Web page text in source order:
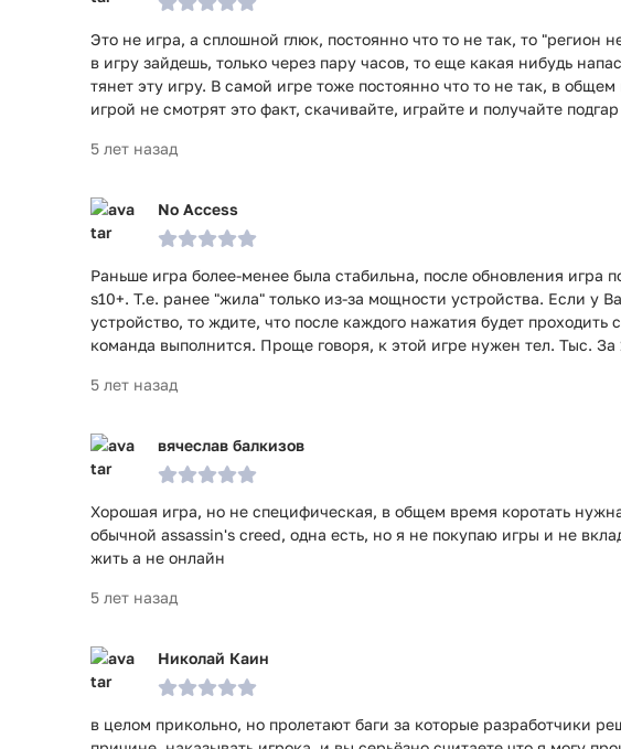
Это не игра, а сплошной глюк, постоянно что то не так, то "регион
в игру зайдешь, только через пару часов, то еще какая нибудь
тянет эту игру. В самой игре тоже постоянно что то не так, в общем
игрой не смотрят это факт, скачивайте, играйте и получайте
5 лет назад
No Access
Раньше игра более-менее была стабильна, после обновления игра
s10+. Т.е. ранее "жила" только из-за мощности устройства. Если у
устройство, то ждите, что после каждого нажатия будет проходить
команда выполнится. Проще говоря, к этой игре нужен тел. Тыс. За
5 лет назад
вячеслав балкизов
Хорошая игра, но не специфическая, в общем время коротать
обычной assassin's creed, одна есть, но я не покупаю игры и не
жить а не онлайн
5 лет назад
Николай Каин
в целом прикольно, но пролетают баги за которые разработчики